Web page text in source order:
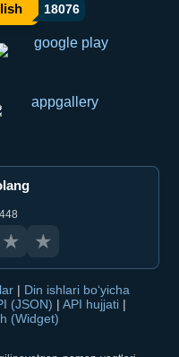
18076
★ ★
| Din ishlari bo‘yicha
(JSON) | API hujjati |
(Widget)